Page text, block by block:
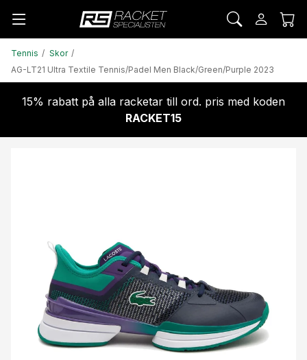
Tennis
Skor
AG-LT21 Ultra Textile Tennis/Padel Men Black/Green/Purple 2023
15% rabatt på alla racketar till ord. pris med koden
RACKET15